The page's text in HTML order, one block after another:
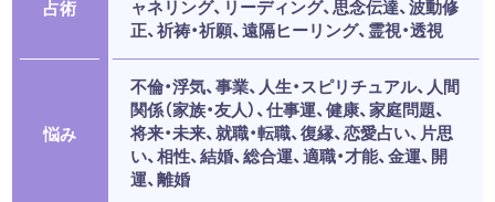
占術
ャネリング、リーディング、思念伝達、波動修
正、祈祷・祈願、遠隔ヒーリング、霊視・透視
悩み
不倫・浮気、事業、人生・スピリチュアル、人間
関係（家族・友人）、仕事運、健康、家庭問題、
将来・未来、就職・転職、復縁、恋愛占い、片思
い、相性、結婚、総合運、適職・才能、金運、開
運、離婚